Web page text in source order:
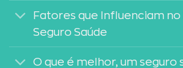
Fatores que Influenciam
Seguro Saúde
O que é melhor, um seguro